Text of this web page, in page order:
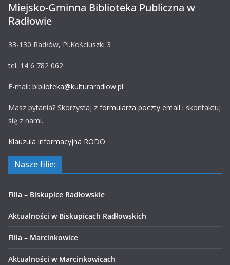
Miejsko-Gminna Biblioteka Publiczna w
Radłowie
33-130 Radłów, Pl.Kościuszki 3
tel. 14 6 782 062
E-mail: biblioteka@kulturaradlow.pl
Masz pytania? Skorzystaj z formularza poczty email i skontaktuj
się z nami.
Klauzula informacyjna RODO
Nasze filie:
Filia – Biskupice Radłowskie
Aktualności w Biskupicach Radłowskich
Filia – Marcinkowice
Aktualności w Marcinkowicach